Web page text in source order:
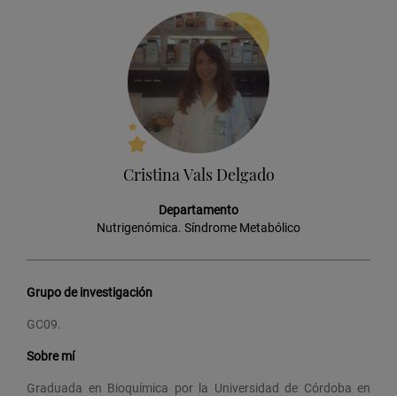
Cristina Vals Delgado
Departamento
Nutrigenómica. Síndrome Metabólico
Grupo de investigación
GC09.
Sobre mí
Graduada en Bioquímica por la Universidad de Córdoba en